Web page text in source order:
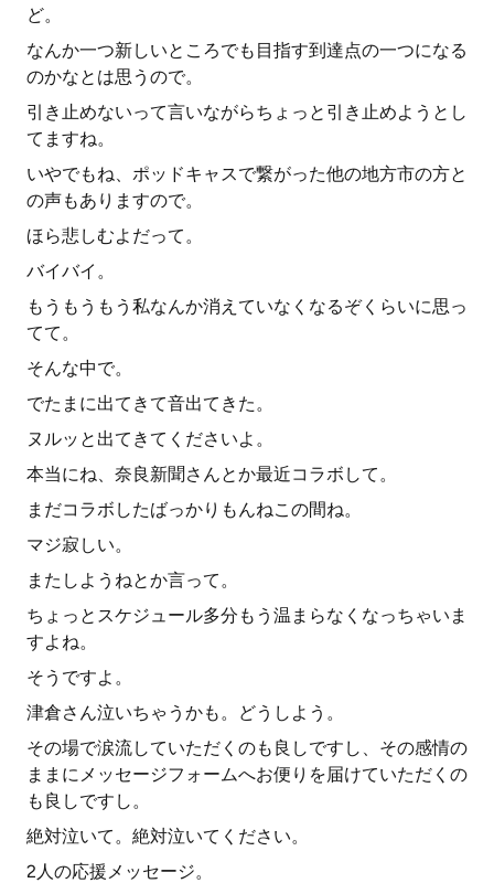
ど。
なんか一つ新しいところでも目指す到達点の一つになる
のかなとは思うので。
引き止めないって言いながらちょっと引き止めようとし
てますね。
いやでもね、ポッドキャスで繋がった他の地方市の方と
の声もありますので。
ほら悲しむよだって。
バイバイ。
もうもうもう私なんか消えていなくなるぞくらいに思っ
てて。
そんな中で。
でたまに出てきて音出てきた。
ヌルッと出てきてくださいよ。
本当にね、奈良新聞さんとか最近コラボして。
まだコラボしたばっかりもんねこの間ね。
マジ寂しい。
またしようねとか言って。
ちょっとスケジュール多分もう温まらなくなっちゃいま
すよね。
そうですよ。
津倉さん泣いちゃうかも。どうしよう。
その場で涙流していただくのも良しですし、その感情の
ままにメッセージフォームへお便りを届けていただくの
も良しですし。
絶対泣いて。絶対泣いてください。
2人の応援メッセージ。